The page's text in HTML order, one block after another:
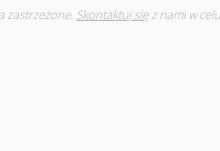
zastrzeżone. Skontaktuj sięz nami w